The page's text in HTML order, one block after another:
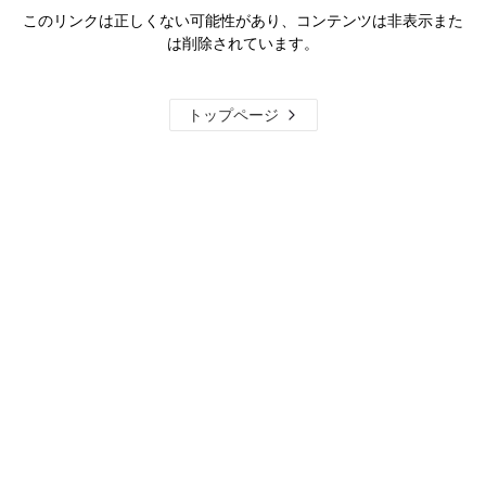
このリンクは正しくない可能性があり、コンテンツは非表示また
は削除されています。
トップページ